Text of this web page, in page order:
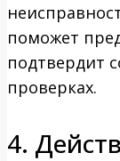
поможет
подтвердит
проверках.
4.